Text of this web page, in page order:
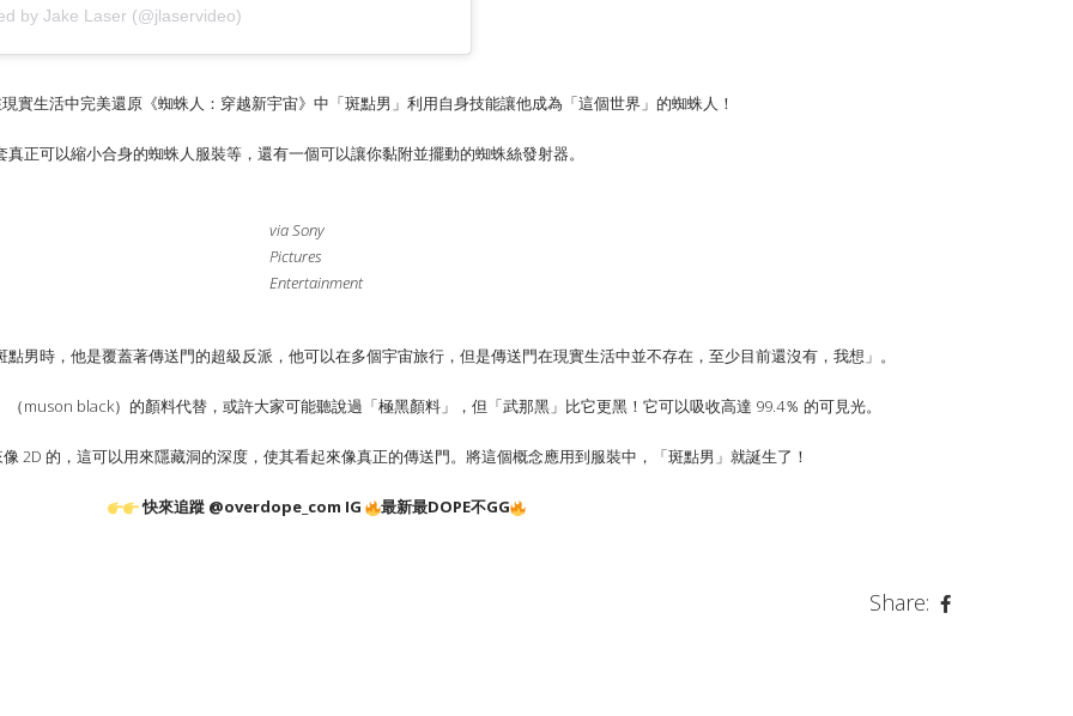
by Jake Laser (@jlaservideo)
實生活中完美還原《蜘蛛人：穿越新宇宙》中「斑點男」利用自身技能讓他成為「這個世界」的蜘蛛人！
正可以縮小合身的蜘蛛人服裝等，還有一個可以讓你黏附並擺動的蜘蛛絲發射器。
via Sony
Pictures
Entertainment
男時，他是覆蓋著傳送門的超級反派，他可以在多個宇宙旅行，但是傳送門在現實生活中並不存在，至少目前還沒有，我想」。
muson black）的顏料代替，或許大家可能聽說過「極黑顏料」，但「武那黑」比它更黑！它可以吸收高達 99.4％ 的可見光。
2D 的，這可以用來隱藏洞的深度，使其看起來像真正的傳送門。將這個概念應用到服裝中，「斑點男」就誕生了！
快來追蹤 @overdope_com IG 最新最DOPE不GG
Share: